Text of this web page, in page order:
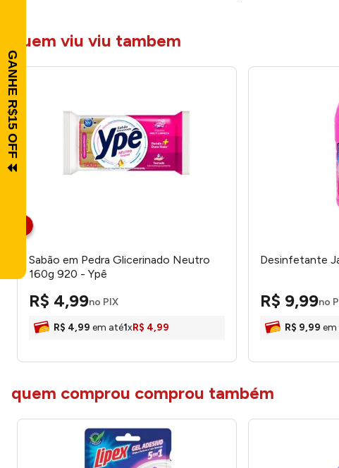
quem viu viu tambem
Sabão em Pedra Glicerinado Neutro
160g 920 - Ypê
R$ 4,99no PIX
R$ 4,99 em até1xR$ 4,99
Desinfetante
R$ 9,99no
R$ 9,99 em
quem comprou comprou também